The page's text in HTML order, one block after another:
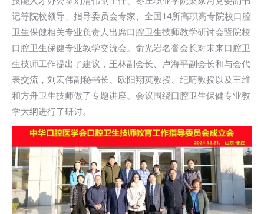
记等院校领导、指导委员会专家、全国14所高职高专院校口腔
卫生保健相关专业负责人出席口腔卫生技师教学研讨会暨院校
口腔卫生保健专业教学交流会。俞光岩名誉会长对未来口腔卫
生技师工作提出了建议，王林副会长、卢海平副会长和与会代
表交流，刘宏伟副秘书长、欧阳翔英教授、纪晴教授以及王维
和方舟卫生技师做了专题讲座。会议围绕口腔卫生保健专业教
学大纲进行了研讨。